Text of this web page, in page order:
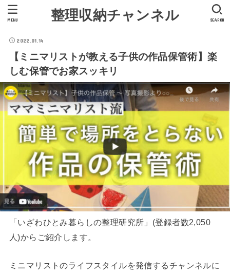
整理収納チャンネル SEARCH
MENU
2022.01.14
【ミニマリストが教える子供の作品保管術】楽
しむ保管でお家スッキリ
「いざわひとみ暮らしの整理研究所」(登録者数2,050
人)からご紹介します。
ミニマリストのライフスタイルを発信するチャンネルに